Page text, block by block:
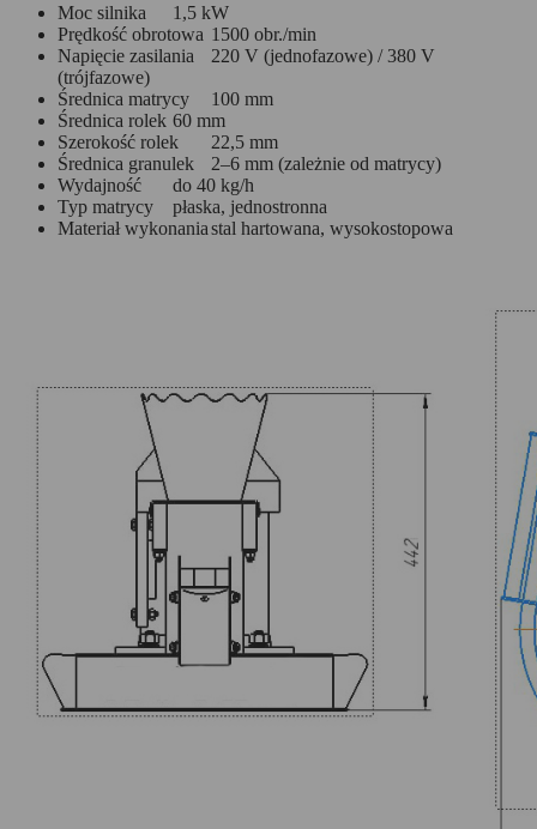
Moc silnika
1,5 kW
Prędkość obrotowa 1500 obr./min
Napięcie zasilania
220 V (jednofazowe) / 380 V
(trójfazowe)
Średnica matrycy
100 mm
Średnica rolek 60 mm
Szerokość rolek
22,5 mm
Średnica granulek
2–6 mm (zależnie od matrycy)
Wydajność
do 40 kg/h
Typ matrycy
płaska, jednostronna
Materiał wykonaniastal hartowana, wysokostopowa